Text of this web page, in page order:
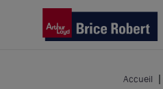
Accueil